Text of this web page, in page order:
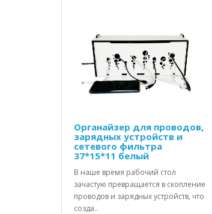
Органайзер для проводов,
зарядных устройств и
сетевого фильтра
37*15*11 белый
В наше время рабочий стол
зачастую превращается в скопление
проводов и зарядных устройств, что
созда..